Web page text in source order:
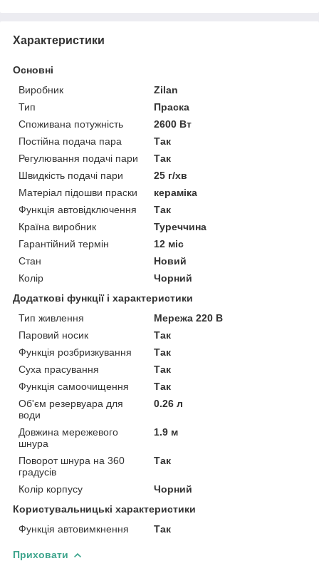
Характеристики
Основні
Виробник
Zilan
Тип
Праска
Споживана потужність
2600 Вт
Постійна подача пара
Так
Регулювання подачі пари
Так
Швидкість подачі пари
25 г/хв
Матеріал підошви праски
кераміка
Функція автовідключення
Так
Країна виробник
Туреччина
Гарантійний термін
12 міс
Стан
Новий
Колір
Чорний
Додаткові функції і характеристики
Тип живлення
Мережа 220 В
Паровий носик
Так
Функція розбризкування
Так
Суха прасування
Так
Функція самоочищення
Так
Об'єм резервуара для
води
0.26 л
Довжина мережевого
шнура
1.9 м
Поворот шнура на 360
градусів
Так
Колір корпусу
Чорний
Користувальницькі характеристики
Функція автовимкнення
Так
Приховати